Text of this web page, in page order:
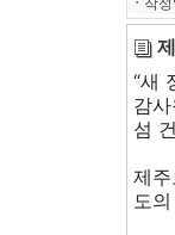
ㆍ 작
“새
감
섬
제
도